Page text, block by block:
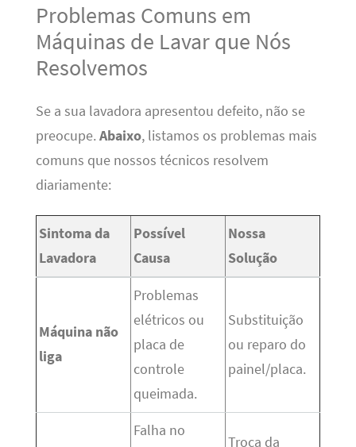
Problemas Comuns em
Máquinas de Lavar que Nós
Resolvemos
Se a sua lavadora apresentou defeito, não se
preocupe. Abaixo, listamos os problemas mais
comuns que nossos técnicos resolvem
diariamente:
Sintoma da
Lavadora
Possível
Causa
Nossa
Solução
Máquina não
liga
Problemas
elétricos ou
placa de
controle
queimada.
Substituição
ou reparo do
painel/placa.
Falha no
Troca da